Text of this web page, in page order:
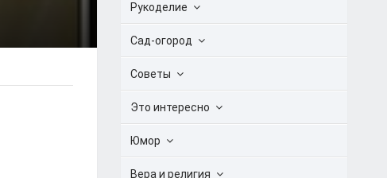
Рукоделие
Сад-огород
Советы
Это интересно
Юмор
Вера и религия